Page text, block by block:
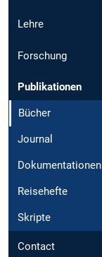
Lehre
Forschung
Publikationen
Bücher
Journal
Dokumentationen
Reisehefte
Skripte
Contact